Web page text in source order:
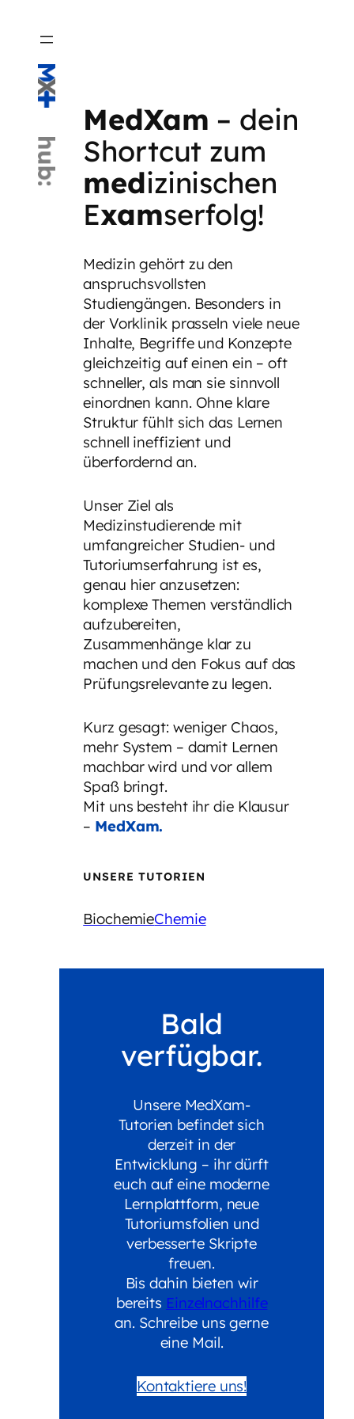
MedXam – dein
Shortcut zum
medizinischen
Examserfolg!
Medizin gehört zu den
anspruchsvollsten
Studiengängen. Besonders in
der Vorklinik prasseln viele neue
Inhalte, Begriffe und Konzepte
gleichzeitig auf einen ein – oft
schneller, als man sie sinnvoll
einordnen kann. Ohne klare
Struktur fühlt sich das Lernen
schnell ineffizient und
überfordernd an.
Unser Ziel als
Medizinstudierende mit
umfangreicher Studien- und
Tutoriumserfahrung ist es,
genau hier anzusetzen:
komplexe Themen verständlich
aufzubereiten,
Zusammenhänge klar zu
machen und den Fokus auf das
Prüfungsrelevante zu legen.
Kurz gesagt: weniger Chaos,
mehr System – damit Lernen
machbar wird und vor allem
Spaß bringt.
Mit uns besteht ihr die Klausur
– MedXam.
UNSERE TUTORIEN
BiochemieChemie
Bald
verfügbar.
Unsere MedXam-
Tutorien befindet sich
derzeit in der
Entwicklung – ihr dürft
euch auf eine moderne
Lernplattform, neue
Tutoriumsfolien und
verbesserte Skripte
freuen.
Bis dahin bieten wir
bereits Einzelnachhilfe
an. Schreibe uns gerne
eine Mail.
Kontaktiere uns!